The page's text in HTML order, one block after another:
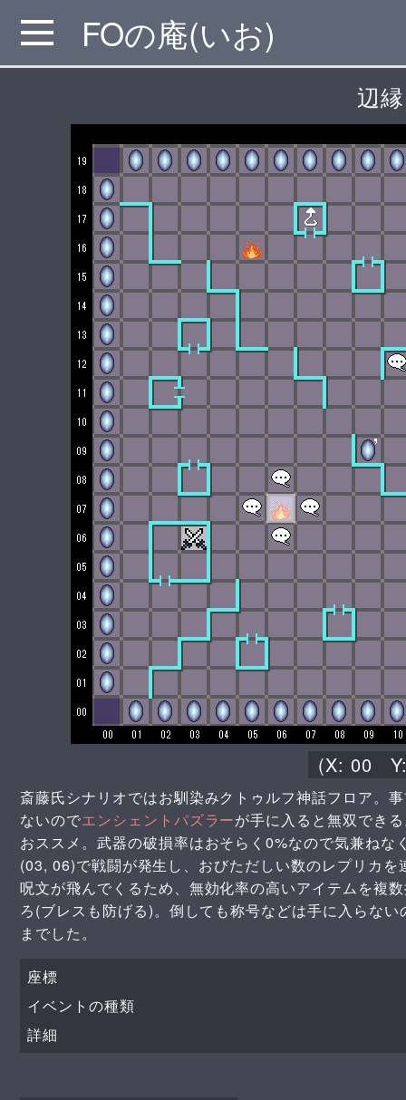
MENU FOの庵(いお)
辺縁
(X: 00
斎藤氏シナリオではお馴染みクトゥルフ神話フロア。
ないのでエンシェントパズラーが手に入ると無双でき
おススメ。武器の破損率はおそらく0%なので気兼ねな
(03, 06)で戦闘が発生し、おびただしい数のレプリカ
呪文が飛んでくるため、無効化率の高いアイテムを複
ろ(ブレスも防げる)。倒しても称号などは手に入らな
までした。
座標
イベントの種類
詳細